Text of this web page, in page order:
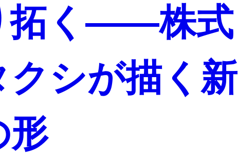
拓く――株式
シが描く新
形